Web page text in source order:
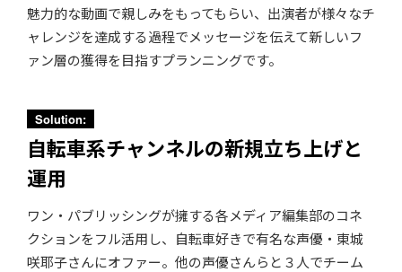
魅力的な動画で親しみをもってもらい、出演者が様々なチ
ャレンジを達成する過程でメッセージを伝えて新しいフ
ァン層の獲得を目指すプランニングです。
Solution:
自転車系チャンネルの新規立ち上げと
運用
ワン・パブリッシングが擁する各メディア編集部のコネ
クションをフル活用し、自転車好きで有名な声優・東城
咲耶子さんにオファー。他の声優さんらと３人でチーム